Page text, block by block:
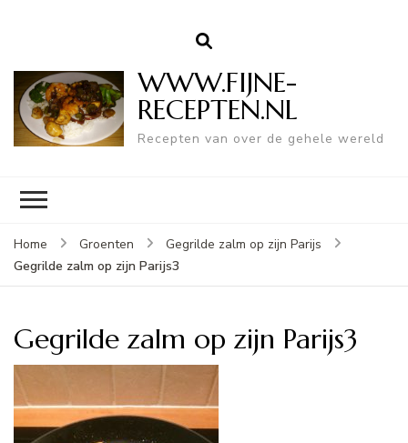
WWW.FIJNE-
RECEPTEN.NL
Recepten van over de gehele wereld
Home Groenten
Gegrilde zalm op zijn Parijs
Gegrilde zalm op zijn Parijs3
Gegrilde zalm op zijn Parijs3